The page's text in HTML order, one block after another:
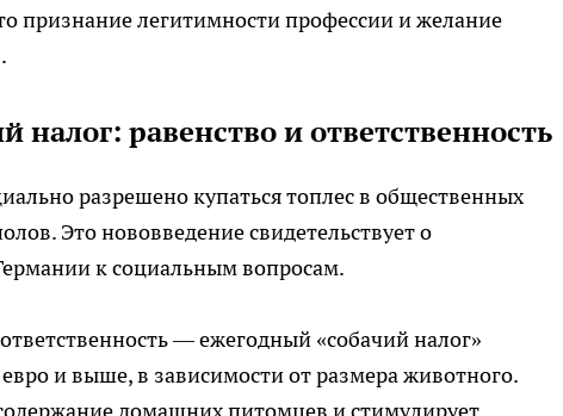
признание легитимности профессии и желание
налог: равенство и ответственность
разрешено купаться топлес в общественных
Это нововведение свидетельствует о
к социальным вопросам.
— ежегодный «собачий налог»
и выше, в зависимости от размера животного.